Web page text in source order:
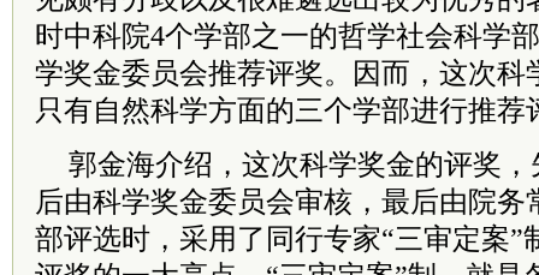
时中科院4个学部之一的哲学社会科学
学奖金委员会推荐评奖。因而，这次科
只有自然科学方面的三个学部进行推荐
郭金海介绍，这次科学奖金的评奖
后由科学奖金委员会审核，最后由院务
部评选时，采用了同行专家“三审定案”